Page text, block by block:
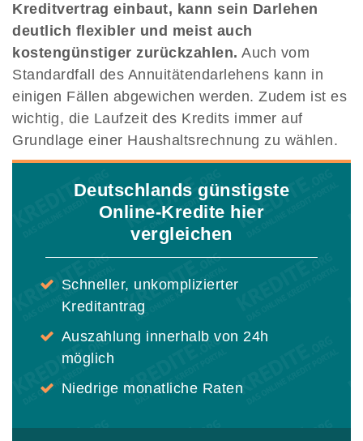
Kreditvertrag einbaut, kann sein Darlehen
deutlich flexibler und meist auch
kostengünstiger zurückzahlen. Auch vom
Standardfall des Annuitätendarlehens kann in
einigen Fällen abgewichen werden. Zudem ist es
wichtig, die Laufzeit des Kredits immer auf
Grundlage einer Haushaltsrechnung zu wählen.
Deutschlands günstigste
Online-Kredite hier
vergleichen
Schneller, unkomplizierter
Kreditantrag
Auszahlung innerhalb von 24h
möglich
Niedrige monatliche Raten